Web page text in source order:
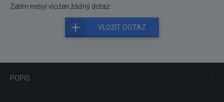
POPIS
Zatím nebyl vložen žádný dotaz.
VLOŽIT DOTAZ